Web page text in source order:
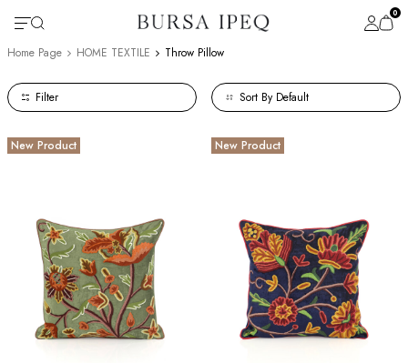
0
Home Page HOME TEXTILE Throw Pillow
Filter
New Product New Product